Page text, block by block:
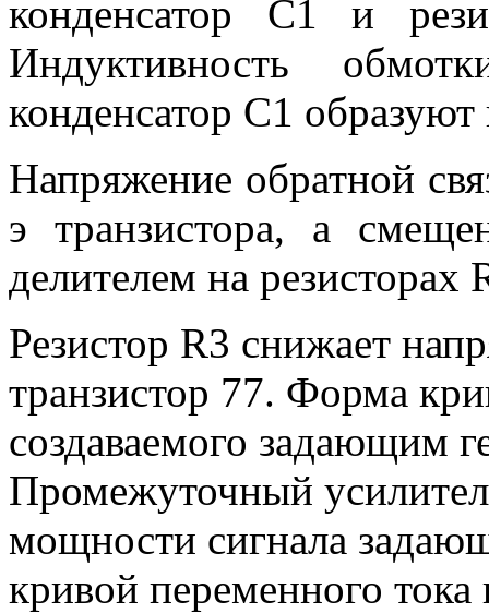
конденсатор С1 и
Индуктивность
конденсатор С1
Напряжение обратной
э транзистора, а
делителем на резисторах
Резистор R3 снижает
транзистор 77. Форма
создаваемого задающим
Промежуточный
мощности сигнала
кривой переменного